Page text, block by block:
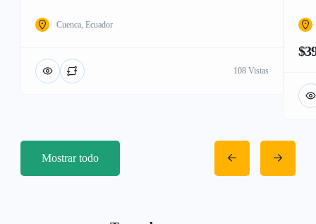
Cuenca, Ecuador
108 Vistas
Mostrar todo